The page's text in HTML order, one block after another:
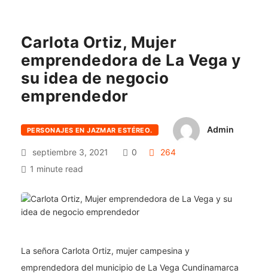
Carlota Ortiz, Mujer
emprendedora de La Vega y
su idea de negocio
emprendedor
PERSONAJES EN JAZMAR ESTÉREO. Admin
septiembre 3, 2021 0
264
1 minute read
La señora Carlota Ortiz, mujer campesina y
emprendedora del municipio de La Vega Cundinamarca